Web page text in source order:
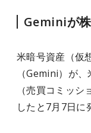
Geminiが
米暗号資産（仮
（Gemini）が
（売買コミッ
したと7月7日に